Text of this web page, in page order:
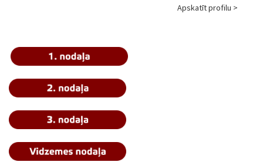
Apskatīt profilu >